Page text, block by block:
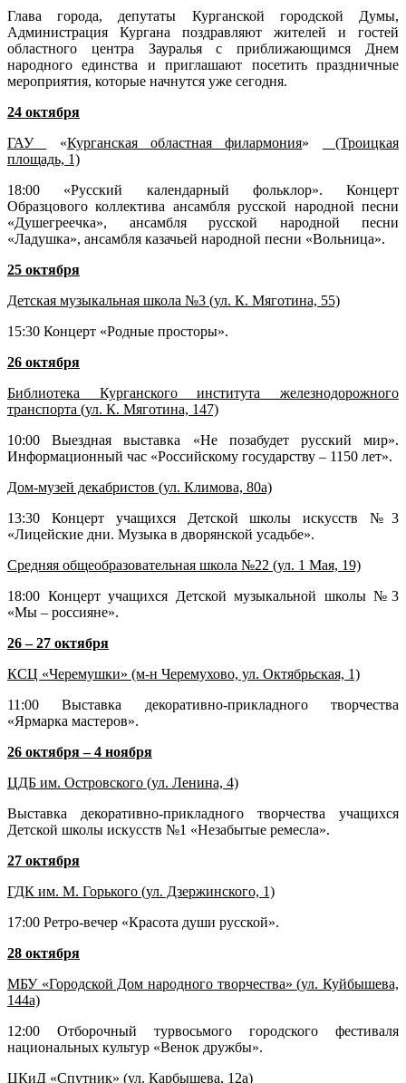
Глава города, депутаты Курганской городской Думы,
Администрация Кургана поздравляют жителей и гостей
областного центра Зауралья с приближающимся Днем
народного единства и приглашают посетить праздничные
мероприятия, которые начнутся уже сегодня.
24 октября
ГАУ
«Курганская областная филармония»
(Троицкая
площадь, 1)
18:00 «Русский календарный фольклор». Концерт
Образцового коллектива ансамбля русской народной песни
«Душегреечка», ансамбля русской народной песни
«Ладушка», ансамбля казачьей народной песни «Вольница».
25 октября
Детская музыкальная школа №3 (ул. К. Мяготина, 55)
15:30 Концерт «Родные просторы».
26 октября
Библиотека Курганского института железнодорожного
транспорта (ул. К. Мяготина, 147)
10:00 Выездная выставка «Не позабудет русский мир».
Информационный час «Российскому государству – 1150 лет».
Дом-музей декабристов (ул. Климова, 80а)
13:30 Концерт учащихся Детской школы искусств №3
«Лицейские дни. Музыка в дворянской усадьбе».
Средняя общеобразовательная школа №22 (ул. 1 Мая, 19)
18:00 Концерт учащихся Детской музыкальной школы №3
«Мы – россияне».
26 – 27 октября
КСЦ «Черемушки» (м-н Черемухово, ул. Октябрьская, 1)
11:00 Выставка декоративно-прикладного творчества
«Ярмарка мастеров».
26 октября – 4 ноября
ЦДБ им. Островского (ул. Ленина, 4)
Выставка декоративно-прикладного творчества учащихся
Детской школы искусств №1 «Незабытые ремесла».
27 октября
ГДК им. М. Горького (ул. Дзержинского, 1)
17:00 Ретро-вечер «Красота души русской».
28 октября
МБУ «Городской Дом народного творчества» (ул. Куйбышева,
144а)
12:00 Отборочный турвосьмого городского фестиваля
национальных культур «Венок дружбы».
ЦКиД «Спутник» (ул. Карбышева, 12а)